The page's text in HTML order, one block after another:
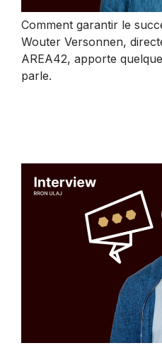
Comment garantir le
Wouter Versonnen,
AREA42, apporte
parle.